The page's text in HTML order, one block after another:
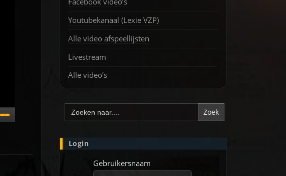
Youtubekanaal (Lexie VZP)
Alle video afspeellijsten
Livestream
Alle video’s
Zoek
naar:
Login
Gebruikersnaam